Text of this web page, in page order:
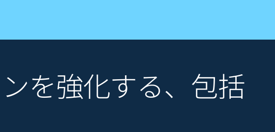
を強化する、包括